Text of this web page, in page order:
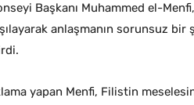
Başkanı Muhammed el-
anlaşmanın sorunsuz bir
yapan Menfi, Filistin